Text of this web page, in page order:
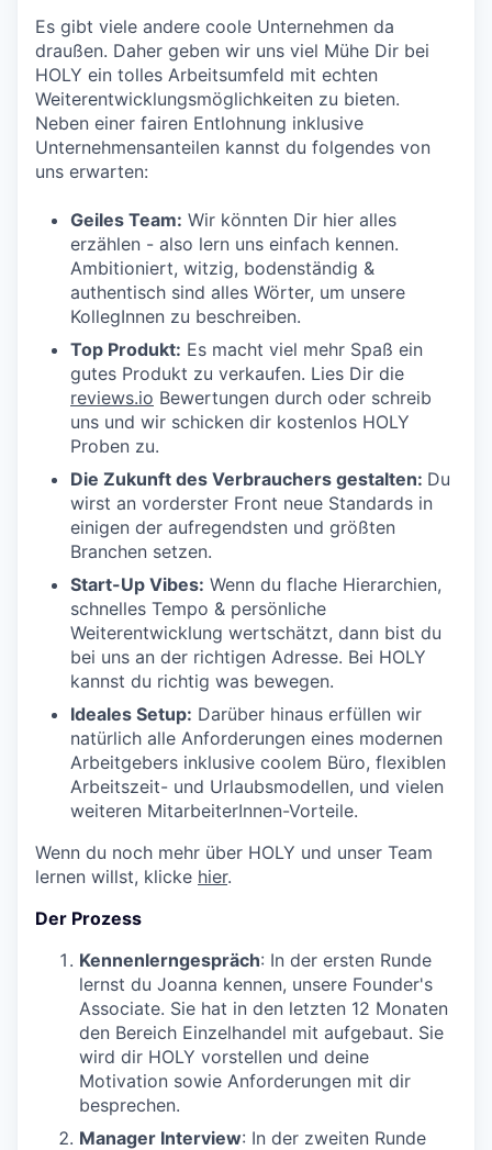
Es gibt viele andere coole Unternehmen da
draußen. Daher geben wir uns viel Mühe Dir bei
HOLY ein tolles Arbeitsumfeld mit echten
Weiterentwicklungsmöglichkeiten zu bieten.
Neben einer fairen Entlohnung inklusive
Unternehmensanteilen kannst du folgendes von
uns erwarten:
Geiles Team: Wir könnten Dir hier alles
erzählen - also lern uns einfach kennen.
Ambitioniert, witzig, bodenständig &
authentisch sind alles Wörter, um unsere
KollegInnen zu beschreiben.
Top Produkt: Es macht viel mehr Spaß ein
gutes Produkt zu verkaufen. Lies Dir die
reviews.io Bewertungen durch oder schreib
uns und wir schicken dir kostenlos HOLY
Proben zu.
Die Zukunft des Verbrauchers gestalten: Du
wirst an vorderster Front neue Standards in
einigen der aufregendsten und größten
Branchen setzen.
Start-Up Vibes: Wenn du flache Hierarchien,
schnelles Tempo & persönliche
Weiterentwicklung wertschätzt, dann bist du
bei uns an der richtigen Adresse. Bei HOLY
kannst du richtig was bewegen.
Ideales Setup: Darüber hinaus erfüllen wir
natürlich alle Anforderungen eines modernen
Arbeitgebers inklusive coolem Büro, flexiblen
Arbeitszeit- und Urlaubsmodellen, und vielen
weiteren MitarbeiterInnen-Vorteile.
Wenn du noch mehr über HOLY und unser Team
lernen willst, klicke hier.
Der Prozess
Kennenlerngespräch: In der ersten Runde
lernst du Joanna kennen, unsere Founder's
Associate. Sie hat in den letzten 12 Monaten
den Bereich Einzelhandel mit aufgebaut. Sie
wird dir HOLY vorstellen und deine
Motivation sowie Anforderungen mit dir
besprechen.
Manager Interview: In der zweiten Runde